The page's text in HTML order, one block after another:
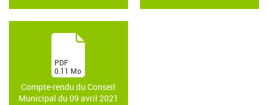
Compte-rendu du Conseil
Municipal du 09 avril 2021
(PDF
0.11 Mo
)